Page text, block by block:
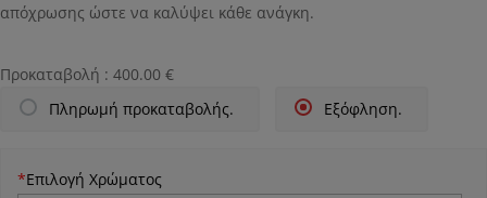
απόχρωσης ώστε να καλύψει κάθε ανάγκη.
Προκαταβολή : 400.00 €
Εξόφληση.
Πληρωμή προκαταβολής.
*Επιλογή Χρώματος